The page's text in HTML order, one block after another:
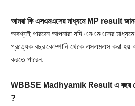
আমরা কি এসএমএসের মাধ্যমে MP result
অবশ্যই পারবেন আপনারা যদি এসএমএসের
প্রত্যেক বছর কোম্পানি থেকে এসএমএস করা হয়
করতে পারেন.
WBBSE Madhyamik Result এ বছর কেন
?